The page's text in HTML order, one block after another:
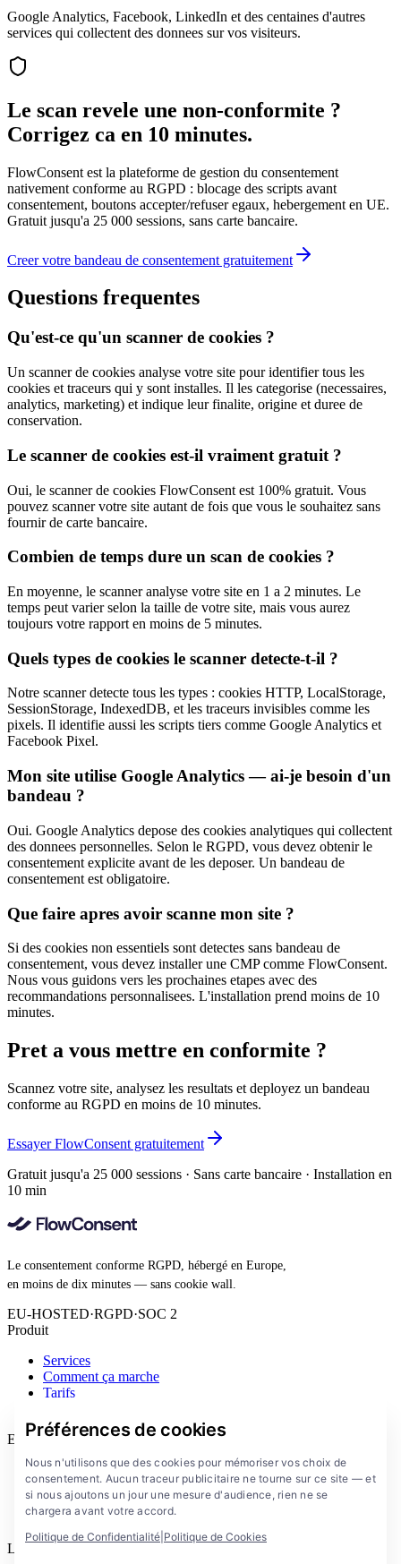
Google Analytics, Facebook, LinkedIn et des centaines d'autres
services qui collectent des donnees sur vos visiteurs.
Le scan revele une non-conformite ?
Corrigez ca en 10 minutes.
FlowConsent est la plateforme de gestion du consentement
nativement conforme au RGPD : blocage des scripts avant
consentement, boutons accepter/refuser egaux, hebergement en UE.
Gratuit jusqu'a 25 000 sessions, sans carte bancaire.
Creer votre bandeau de consentement gratuitement
Questions frequentes
Qu'est-ce qu'un scanner de cookies ?
Un scanner de cookies analyse votre site pour identifier tous les
cookies et traceurs qui y sont installes. Il les categorise (necessaires,
analytics, marketing) et indique leur finalite, origine et duree de
conservation.
Le scanner de cookies est-il vraiment gratuit ?
Oui, le scanner de cookies FlowConsent est 100% gratuit. Vous
pouvez scanner votre site autant de fois que vous le souhaitez sans
fournir de carte bancaire.
Combien de temps dure un scan de cookies ?
En moyenne, le scanner analyse votre site en 1 a 2 minutes. Le
temps peut varier selon la taille de votre site, mais vous aurez
toujours votre rapport en moins de 5 minutes.
Quels types de cookies le scanner detecte-t-il ?
Notre scanner detecte tous les types : cookies HTTP, LocalStorage,
SessionStorage, IndexedDB, et les traceurs invisibles comme les
pixels. Il identifie aussi les scripts tiers comme Google Analytics et
Facebook Pixel.
Mon site utilise Google Analytics — ai-je besoin d'un
bandeau ?
Oui. Google Analytics depose des cookies analytiques qui collectent
des donnees personnelles. Selon le RGPD, vous devez obtenir le
consentement explicite avant de les deposer. Un bandeau de
consentement est obligatoire.
Que faire apres avoir scanne mon site ?
Si des cookies non essentiels sont detectes sans bandeau de
consentement, vous devez installer une CMP comme FlowConsent.
Nous vous guidons vers les prochaines etapes avec des
recommandations personnalisees. L'installation prend moins de 10
minutes.
Pret a vous mettre en conformite ?
Scannez votre site, analysez les resultats et deployez un bandeau
conforme au RGPD en moins de 10 minutes.
Essayer FlowConsent gratuitement
Gratuit jusqu'a 25 000 sessions · Sans carte bancaire · Installation en
10 min
Le consentement conforme RGPD, hébergé en Europe,
en moins de dix minutes — sans cookie wall.
EU-HOSTED·RGPD·SOC 2
Produit
Services
Comment ça marche
Tarifs
Entreprise
Blog
Documentation
Solutions
FlowConsent App
Legal
Préférences de cookies
Nous n'utilisons que des cookies pour mémoriser vos choix de
consentement. Aucun traceur publicitaire ne tourne sur ce site — et
si nous ajoutons un jour une mesure d'audience, rien ne se
chargera avant votre accord.
Politique de Confidentialité Politique de Cookies